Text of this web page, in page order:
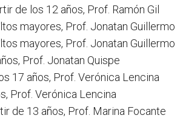
de los 12 años, Prof. Ramón Gil
mayores, Prof. Jonatan Guillermo
mayores, Prof. Jonatan Guillermo
Prof. Jonatan Quispe
17 años, Prof. Verónica Lencina
Prof. Verónica Lencina
de 13 años, Prof. Marina Focante